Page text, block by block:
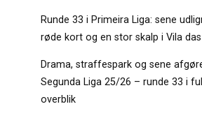
Runde 33 i Primeira Liga: sene
røde kort og en stor skalp i Vila
Drama, straffespark og sene
Segunda Liga 25/26 – runde 33 i
overblik